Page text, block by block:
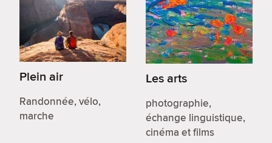
Plein air
Randonnée, vélo,
marche
Les arts
photographie,
échange linguistique,
cinéma et films